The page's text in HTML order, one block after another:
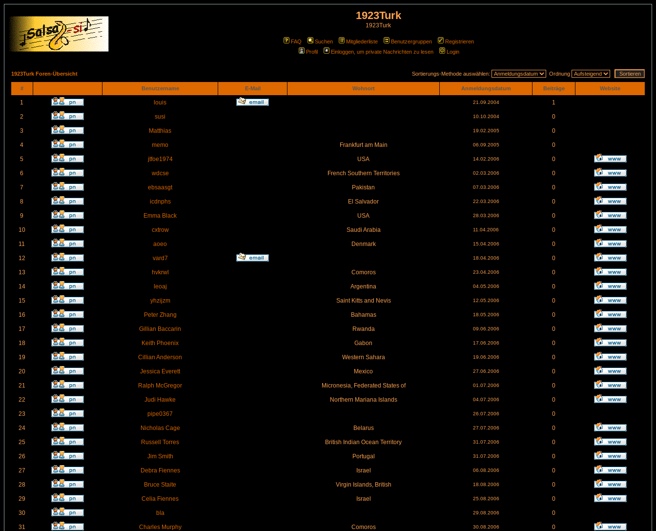
1923Turk
1923Turk
FAQ Suchen Mitgliederliste Benutzergruppen
Registrieren
Profil
Einloggen, um private Nachrichten zu lesen Login
1923Turk Foren-Übersicht Sortierungs-Methode auswählen: Ordnung
# Benutzername E-Mail Wohnort Anmeldungsdatum Beiträge Website
1 louis 21.09.2004 1
2 susi 10.10.2004 0
3 Matthias 19.02.2005 0
4 memo Frankfurt am Main 06.09.2005 0
5 jtfoe1974 USA 14.02.2006 0
6 wdcse French Southern Territories 02.03.2006 0
7 ebsaasgt Pakistan 07.03.2006 0
8 icdnphs El Salvador 22.03.2006 0
9 Emma Black USA 28.03.2006 0
10 cxtrow Saudi Arabia 11.04.2006 0
11 aoeo Denmark 15.04.2006 0
12 vard7 18.04.2006 0
13 hvkrwl Comoros 23.04.2006 0
14 leoaj Argentina 04.05.2006 0
15 yhzijzm Saint Kitts and Nevis 12.05.2006 0
16 Peter Zhang Bahamas 18.05.2006 0
17 Gillian Baccarin Rwanda 09.06.2006 0
18 Keith Phoenix Gabon 17.06.2006 0
19 Cillian Anderson Western Sahara 19.06.2006 0
20 Jessica Everett Mexico 27.06.2006 0
21 Ralph McGregor Micronesia, Federated States of 01.07.2006 0
22 Judi Hawke Northern Mariana Islands 04.07.2006 0
23 pipe0367 26.07.2006 0
24 Nicholas Cage Belarus 27.07.2006 0
25 Russell Torres British Indian Ocean Territory 31.07.2006 0
26 Jim Smith Portugal 31.07.2006 0
27 Debra Fiennes Israel 06.08.2006 0
28 Bruce Staite Virgin Islands, British 18.08.2006 0
29 Celia Fiennes Israel 25.08.2006 0
30 bla 29.08.2006 0
31 Charles Murphy Comoros 30.08.2006 0